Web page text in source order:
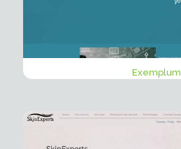
Exemplum